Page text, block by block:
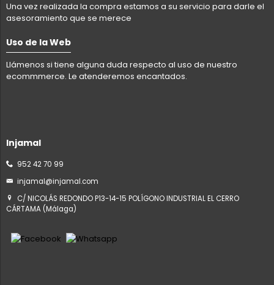
Una vez realizada la compra estamos a su servicio para darle el
asesoramiento que se merece
Uso de la Web
Llámenos si tiene alguna duda respecto al uso de nuestro
ecommmerce. Le atenderemos encantados.
Injamal
952 42 70 99
injamal@injamal.com
C/ NICOLÁS REDONDO P13-14-15 POLÍGONO INDUSTRIAL EL CERRO
CÁRTAMA (Málaga)